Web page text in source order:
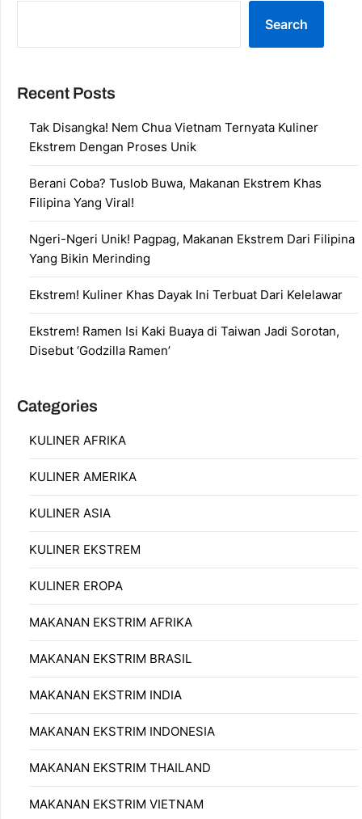
Search
Recent Posts
Tak Disangka! Nem Chua Vietnam Ternyata Kuliner
Ekstrem Dengan Proses Unik
Berani Coba? Tuslob Buwa, Makanan Ekstrem Khas
Filipina Yang Viral!
Ngeri-Ngeri Unik! Pagpag, Makanan Ekstrem Dari Filipina
Yang Bikin Merinding
Ekstrem! Kuliner Khas Dayak Ini Terbuat Dari Kelelawar
Ekstrem! Ramen Isi Kaki Buaya di Taiwan Jadi Sorotan,
Disebut ‘Godzilla Ramen’
Categories
KULINER AFRIKA
KULINER AMERIKA
KULINER ASIA
KULINER EKSTREM
KULINER EROPA
MAKANAN EKSTRIM AFRIKA
MAKANAN EKSTRIM BRASIL
MAKANAN EKSTRIM INDIA
MAKANAN EKSTRIM INDONESIA
MAKANAN EKSTRIM THAILAND
MAKANAN EKSTRIM VIETNAM